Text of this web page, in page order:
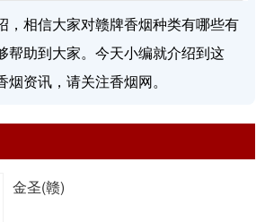
，相信大家对赣牌香烟种类有哪些有
帮助到大家。今天小编就介绍到这
资讯，请关注香烟网。
金圣(赣)